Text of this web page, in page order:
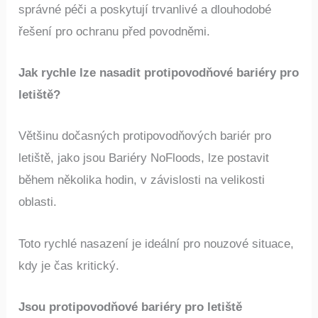
správné péči a poskytují trvanlivé a dlouhodobé
řešení pro ochranu před povodněmi.
Jak rychle lze nasadit protipovodňové bariéry pro
letiště?
Většinu dočasných protipovodňových bariér pro
letiště, jako jsou Bariéry NoFloods, lze postavit
během několika hodin, v závislosti na velikosti
oblasti.
Toto rychlé nasazení je ideální pro nouzové situace,
kdy je čas kritický.
Jsou protipovodňové bariéry pro letiště